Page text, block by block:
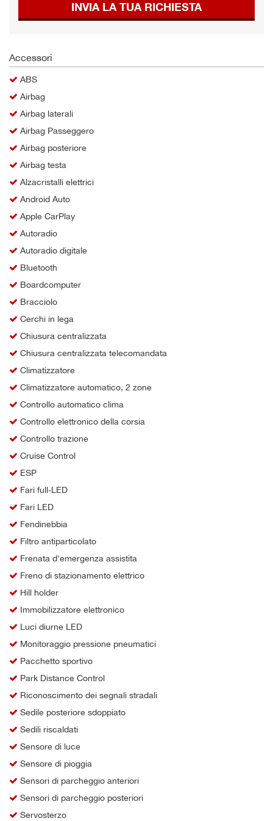
INVIA LA TUA RICHIESTA
Accessori
ABS
Airbag
Airbag laterali
Airbag Passeggero
Airbag posteriore
Airbag testa
Alzacristalli elettrici
Android Auto
Apple CarPlay
Autoradio
Autoradio digitale
Bluetooth
Boardcomputer
Bracciolo
Cerchi in lega
Chiusura centralizzata
Chiusura centralizzata telecomandata
Climatizzatore
Climatizzatore automatico, 2 zone
Controllo automatico clima
Controllo elettronico della corsia
Controllo trazione
Cruise Control
ESP
Fari full-LED
Fari LED
Fendinebbia
Filtro antiparticolato
Frenata d'emergenza assistita
Freno di stazionamento elettrico
Hill holder
Immobilizzatore elettronico
Luci diurne LED
Monitoraggio pressione pneumatici
Pacchetto sportivo
Park Distance Control
Riconoscimento dei segnali stradali
Sedile posteriore sdoppiato
Sedili riscaldati
Sensore di luce
Sensore di pioggia
Sensori di parcheggio anteriori
Sensori di parcheggio posteriori
Servosterzo
le